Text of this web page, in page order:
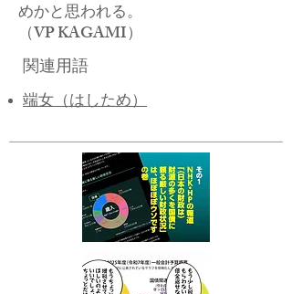
めかと思われる。
（VP KAGAMI）
関連用語
端女（はしため）